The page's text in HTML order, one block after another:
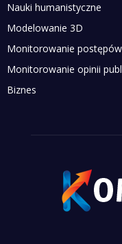
Nauki humanistyczne
Modelowanie 3D
Monitorowanie
Monitorowanie opinii
Biznes